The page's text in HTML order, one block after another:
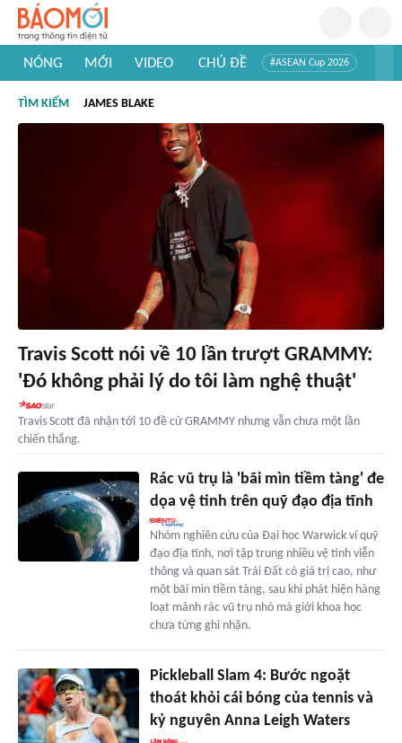
NÓNG MỚI VIDEO CHỦ ĐỀ #ASEAN Cup 2026
#Khám phá thế giới
TÌM KIẾM JAMES BLAKE
Travis Scott nói về 10 lần trượt GRAMMY:
'Đó không phải lý do tôi làm nghệ thuật'
Travis Scott đã nhận tới 10 đề cử GRAMMY nhưng vẫn chưa một lần
chiến thắng.
Rác vũ trụ là 'bãi mìn tiềm tàng' đe
dọa vệ tinh trên quỹ đạo địa tĩnh
Nhóm nghiên cứu của Đại học Warwick ví quỹ
đạo địa tĩnh, nơi tập trung nhiều vệ tinh viễn
thông và quan sát Trái Đất có giá trị cao, như
một bãi mìn tiềm tàng, sau khi phát hiện hàng
loạt mảnh rác vũ trụ nhỏ mà giới khoa học
chưa từng ghi nhận.
Pickleball Slam 4: Bước ngoặt
thoát khỏi cái bóng của tennis và
kỷ nguyên Anna Leigh Waters